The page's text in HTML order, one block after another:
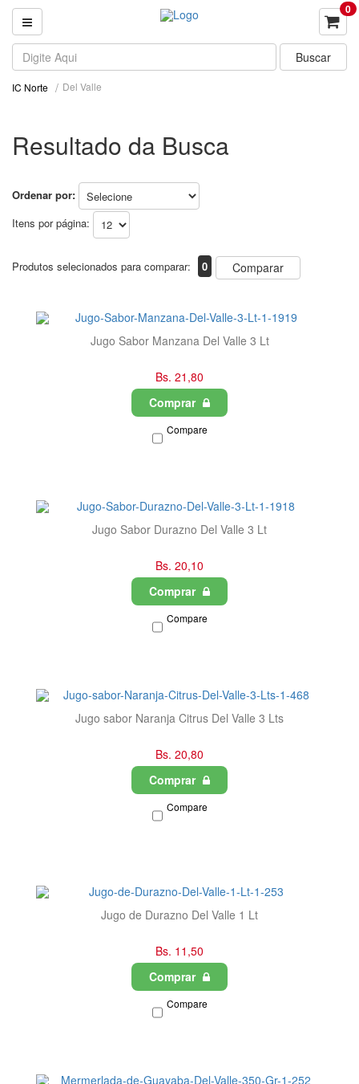
0
IC Norte Del Valle
Resultado da Busca
Ordenar por:
Itens por página:
Produtos selecionados para comparar: 0 Comparar
Jugo Sabor Manzana Del Valle 3 Lt
Bs. 21,80
Comprar
Compare
Jugo Sabor Durazno Del Valle 3 Lt
Bs. 20,10
Comprar
Compare
Jugo sabor Naranja Citrus Del Valle 3 Lts
Bs. 20,80
Comprar
Compare
Jugo de Durazno Del Valle 1 Lt
Bs. 11,50
Comprar
Compare